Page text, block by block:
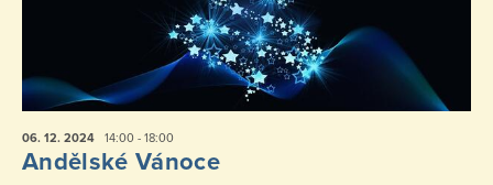
06. 12. 2024 14:00 - 18:00
Andělské Vánoce